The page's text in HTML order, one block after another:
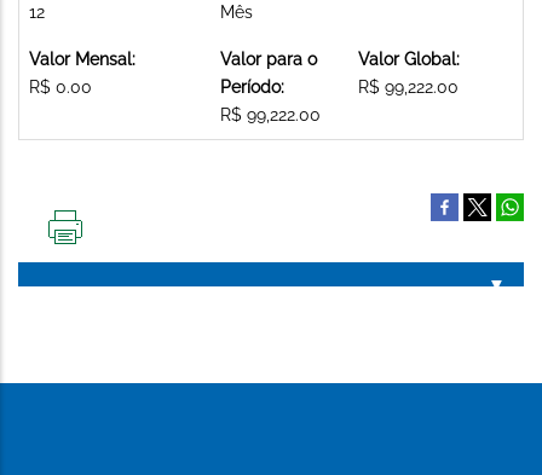
12
Mês
Valor Mensal:
R$ 0.00
Valor para o
Período:
R$ 99,222.00
Valor Global:
R$ 99,222.00
PÁGINA